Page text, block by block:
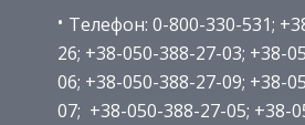
Телефон: 0-800-330-531;
26; +38-050-388-27-03; +38-
06; +38-050-388-27-09; +38-
07; +38-050-388-27-05; +38-